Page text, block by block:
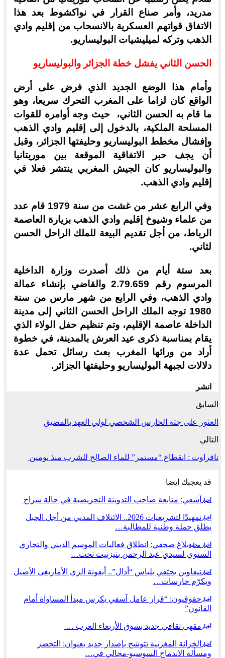
مدريد، وأمر صناع القرار في نواكشوط بعد هذا
الاتفاق قواتهم العسكرية بالانسحاب من إقليم وادي
الذهب وتركه لميليشيات البوليساريو.
الحسن الثاني يفشل خطة الجزائر والبوليساريو
وأمام هذا الوضع الجديد الذي فرض على أرض
الواقع كان لزاما على المغرب التحرك سريعا، وهو
ما قام به الحسن الثاني، حيث وجه أوامره للقوات
المسلحة الملكية، بالدخول إلى إقليم وادي الذهب
وإفشال مخطط البوليساريو وحليفتها الجزائر، وقبل
أن يجف حبر الاتفاقية الموقعة بين موريتانيا
والبوليساريو كان الجيش المغربي ينتشر فعلا في
إقليم وادي الذهب.
وفي الرابع عشر من غشت من سنة 1979 قام عدد
من علماء وشيوخ إقليم وادي الذهب بزيارة العاصمة
الرباط، من أجل تقديم البيعة للملك الراحل الحسن
لثاني.
بعد ستة أيام من ذلك أصدرت وزارة الداخلية
المرسوم رقم 2.79.659 والقاضي بإنشاء عمالة
وادي الذهب، وفي الرابع من شهر مارس من سنة
1980 توجه الملك الراحل الحسن الثاني إلى مدينة
الداخلة عاصمة الإقليم، وتم تنظيم حفل الولاء الذي
يقام بمناسبة ذكرى عيد العرش بالمدينة، في خطوة
أراد من ورائها المغرب بعث رسائل تحمل عدة
دلالات لجبهة البوليساريو وحليفتها الجزائر.
انشر
السابق
العثور على جثة الحارس الشخصي لولي العهد بالمضيق
التالي
تافراوت : انقطاع “مستمر” للماء الصالح للشرب منذ يومين
قد يعجبك ايضا
أخبار آسفي: متابعة صاحب التدوينة التحريضية في حالة سراح
أخبار
تمهيدًا لتشريعيات 2026.. الائتلاف المدني من أجل الجبل
يطلق حملة وطنية للمطالبة…
أخبار محليةبلاغ صحفي: انطلاق فعاليات الموسم الديني والتجاري
السنوي لسيدي عبد الرحمن بتيزنيت تحت…
أخبار تيفاوين يحتفي بلباس “أدال”.. أيقونة الزي الأمازيغي الأصيل
ويكرّم حارسات…
أخبار حقوقيون: “قرار عامل آسفي يكرس مبدأ المساواة أمام
القانون”
أخبار مقهى ثقافي جديد بسوق الأربعاء الغرب …
أخبار
الخزانة المغربية تتوشح بإصدار جديد بعنوان: التحضر
ومسألة الاندماج السوسيو-مجالي في…